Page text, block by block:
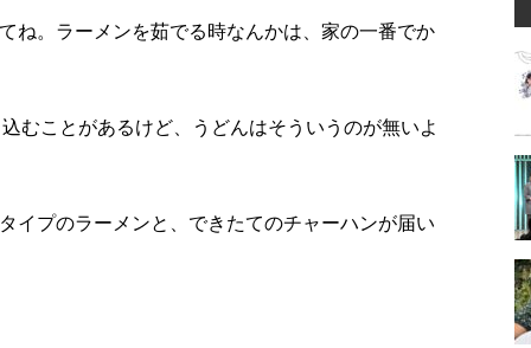
ね。ラーメンを茹でる時なんかは、家の一番でか
ことがあるけど、うどんはそういうのが無いよ
イプのラーメンと、できたてのチャーハンが届い